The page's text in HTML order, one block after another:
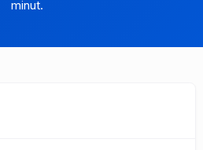
minut.